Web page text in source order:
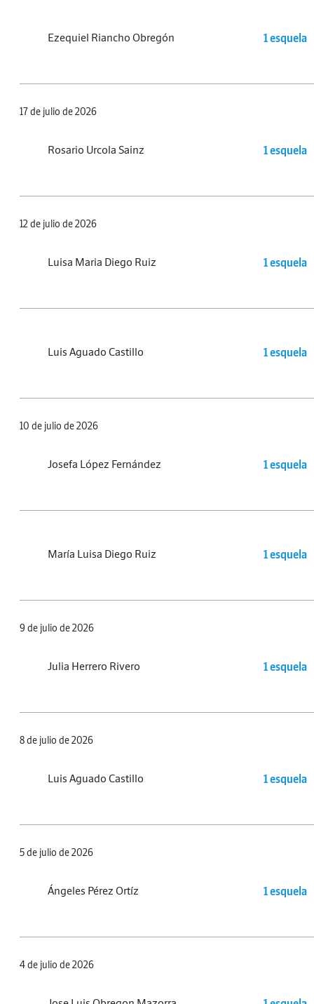
Ezequiel Riancho Obregón 1 esquela
17 de julio de 2026
Rosario Urcola Sainz 1 esquela
12 de julio de 2026
Luisa Maria Diego Ruiz 1 esquela
Luis Aguado Castillo 1 esquela
10 de julio de 2026
Josefa López Fernández 1 esquela
María Luisa Diego Ruiz 1 esquela
9 de julio de 2026
Julia Herrero Rivero 1 esquela
8 de julio de 2026
Luis Aguado Castillo 1 esquela
5 de julio de 2026
Ángeles Pérez Ortíz 1 esquela
4 de julio de 2026